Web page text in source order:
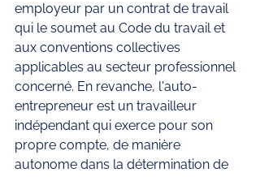
employeur par un contrat de travail
qui le soumet au Code du travail et
aux conventions collectives
applicables au secteur professionnel
concerné. En revanche, l'auto-
entrepreneur est un travailleur
indépendant qui exerce pour son
propre compte, de manière
autonome dans la détermination de